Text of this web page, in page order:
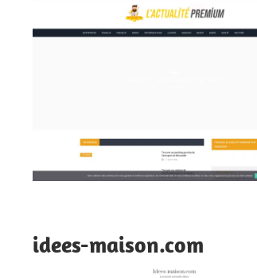
idees-maison.com